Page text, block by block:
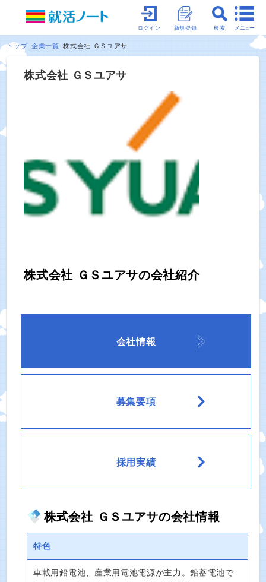
メニュー
検索
新規登録
ログイン
トップ 企業一覧 株式会社 ＧＳユアサ
株式会社 ＧＳユアサ
株式会社 ＧＳユアサの会社紹介
会社情報
募集要項
採用実績
株式会社 ＧＳユアサの会社情報
特色
車載用鉛電池、産業用電池電源が主力。鉛蓄電池で